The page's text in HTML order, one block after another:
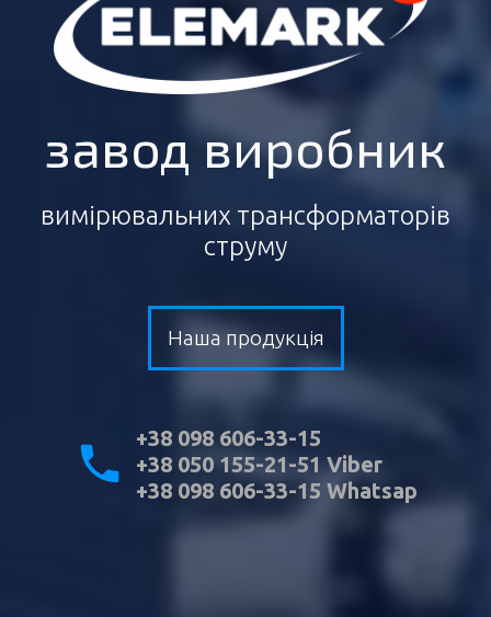
завод виробник
вимірювальних трансформаторів
струму
Наша продукція
+38 098 606-33-15
+38 050 155-21-51 Viber
+38 098 606-33-15 Whatsap